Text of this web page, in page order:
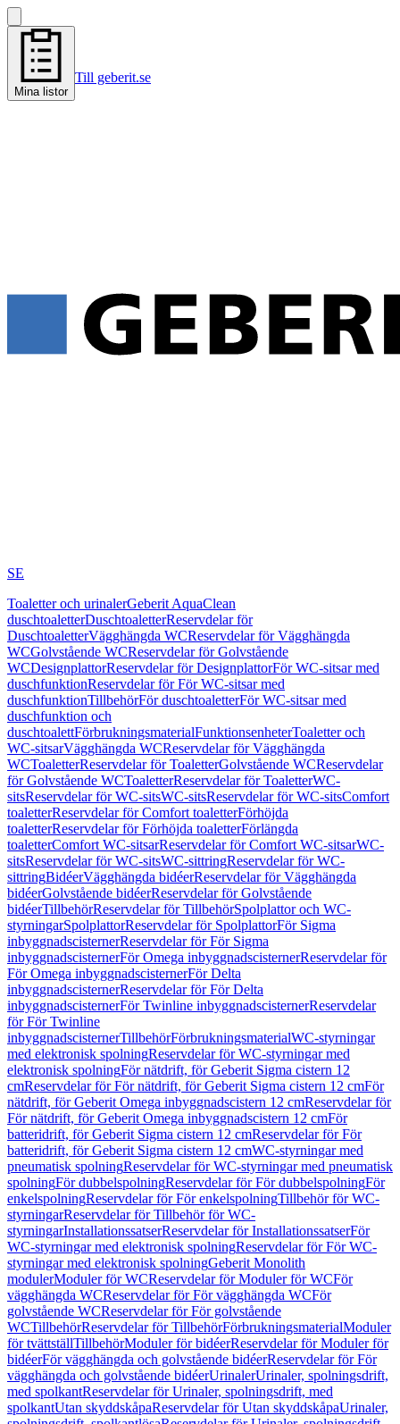
Mina listor
Till geberit.se
SE
Toaletter och urinalerGeberit AquaClean
duschtoaletterDuschtoaletterReservdelar för
DuschtoaletterVägghängda WCReservdelar för Vägghängda
WCGolvstående WCReservdelar för Golvstående
WCDesignplattorReservdelar för DesignplattorFör WC-sitsar med
duschfunktionReservdelar för För WC-sitsar med
duschfunktionTillbehörFör duschtoaletterFör WC-sitsar med
duschfunktion och
duschtoalettFörbrukningsmaterialFunktionsenheterToaletter och
WC-sitsarVägghängda WCReservdelar för Vägghängda
WCToaletterReservdelar för ToaletterGolvstående WCReservdelar
för Golvstående WCToaletterReservdelar för ToaletterWC-
sitsReservdelar för WC-sitsWC-sitsReservdelar för WC-sitsComfort
toaletterReservdelar för Comfort toaletterFörhöjda
toaletterReservdelar för Förhöjda toaletterFörlängda
toaletterComfort WC-sitsarReservdelar för Comfort WC-sitsarWC-
sitsReservdelar för WC-sitsWC-sittringReservdelar för WC-
sittringBidéerVägghängda bidéerReservdelar för Vägghängda
bidéerGolvstående bidéerReservdelar för Golvstående
bidéerTillbehörReservdelar för TillbehörSpolplattor och WC-
styrningarSpolplattorReservdelar för SpolplattorFör Sigma
inbyggnadscisternerReservdelar för För Sigma
inbyggnadscisternerFör Omega inbyggnadscisternerReservdelar för
För Omega inbyggnadscisternerFör Delta
inbyggnadscisternerReservdelar för För Delta
inbyggnadscisternerFör Twinline inbyggnadscisternerReservdelar
för För Twinline
inbyggnadscisternerTillbehörFörbrukningsmaterialWC-styrningar
med elektronisk spolningReservdelar för WC-styrningar med
elektronisk spolningFör nätdrift, för Geberit Sigma cistern 12
cmReservdelar för För nätdrift, för Geberit Sigma cistern 12 cmFör
nätdrift, för Geberit Omega inbyggnadscistern 12 cmReservdelar för
För nätdrift, för Geberit Omega inbyggnadscistern 12 cmFör
batteridrift, för Geberit Sigma cistern 12 cmReservdelar för För
batteridrift, för Geberit Sigma cistern 12 cmWC-styrningar med
pneumatisk spolningReservdelar för WC-styrningar med pneumatisk
spolningFör dubbelspolningReservdelar för För dubbelspolningFör
enkelspolningReservdelar för För enkelspolningTillbehör för WC-
styrningarReservdelar för Tillbehör för WC-
styrningarInstallationssatserReservdelar för InstallationssatserFör
WC-styrningar med elektronisk spolningReservdelar för För WC-
styrningar med elektronisk spolningGeberit Monolith
modulerModuler för WCReservdelar för Moduler för WCFör
vägghängda WCReservdelar för För vägghängda WCFör
golvstående WCReservdelar för För golvstående
WCTillbehörReservdelar för TillbehörFörbrukningsmaterialModuler
för tvättställTillbehörModuler för bidéerReservdelar för Moduler för
bidéerFör vägghängda och golvstående bidéerReservdelar för För
vägghängda och golvstående bidéerUrinalerUrinaler, spolningsdrift,
med spolkantReservdelar för Urinaler, spolningsdrift, med
spolkantUtan skyddskåpaReservdelar för Utan skyddskåpaUrinaler,